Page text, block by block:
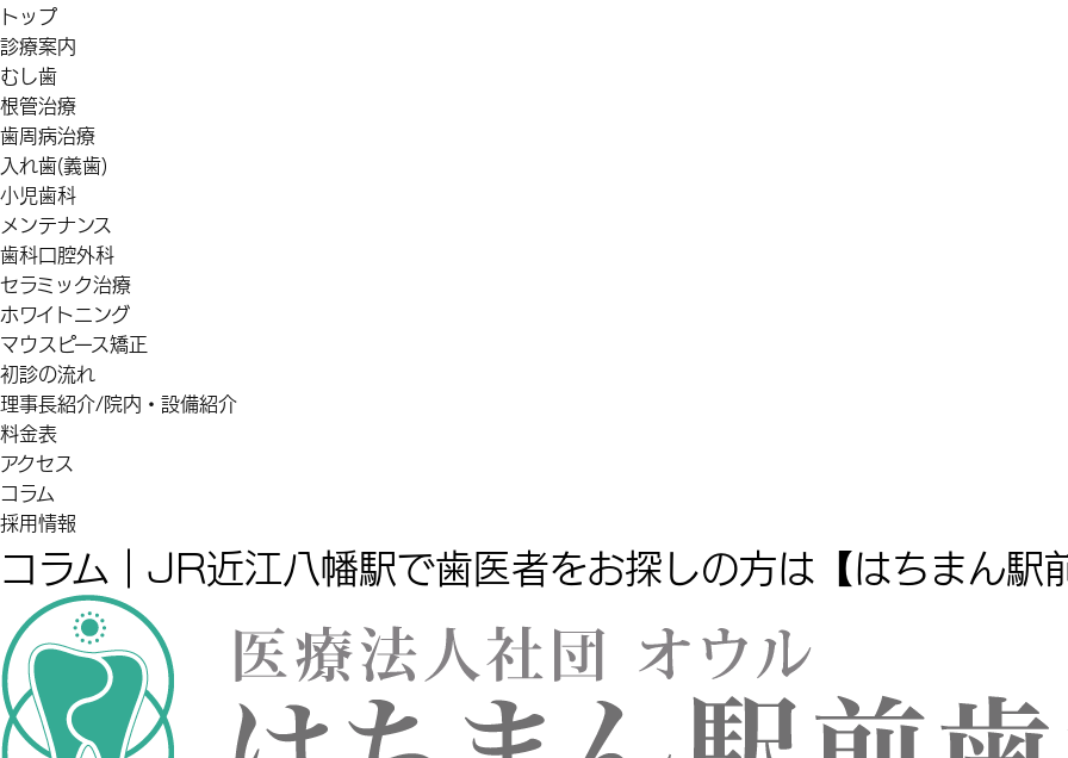
トップ
診療案内
むし歯
根管治療
歯周病治療
入れ歯(義歯)
小児歯科
メンテナンス
歯科口腔外科
セラミック治療
ホワイトニング
マウスピース矯正
初診の流れ
理事長紹介/院内・設備紹介
料金表
アクセス
コラム
採用情報
コラム｜JR近江八幡駅で歯医者をお探しの方は【はちまん駅